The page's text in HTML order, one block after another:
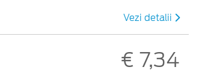
Vezi detalii
€ 7,34